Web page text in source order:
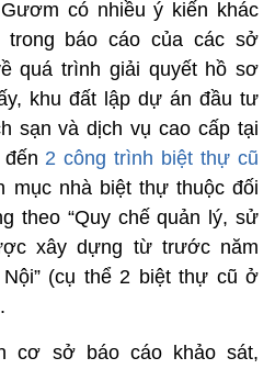
có nhiều ý kiến khác
trong báo cáo của các sở
quá trình giải quyết hồ sơ
khu đất lập dự án đầu tư
sạn và dịch vụ cao cấp tại
2 công trình biệt thự cũ
mục nhà biệt thự thuộc đối
theo “Quy chế quản lý, sử
xây dựng từ trước năm
(cụ thể 2 biệt thự cũ ở
cơ sở báo cáo khảo sát,